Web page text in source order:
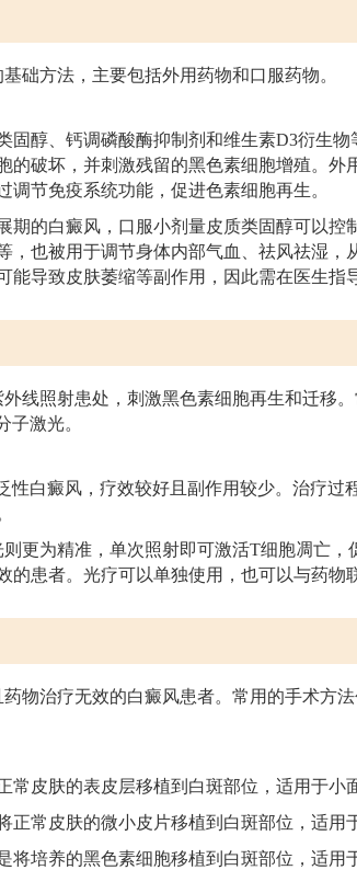
础方法，主要包括外用药物和口服药物。
固醇、钙调磷酸酶抑制剂和维生素D3衍生
的破坏，并刺激残留的黑色素细胞增殖。外
调节免疫系统功能，促进色素细胞再生。
期的白癜风，口服小剂量皮质类固醇可以控
，也被用于调节身体内部气血、祛风祛湿，
能导致皮肤萎缩等副作用，因此需在医生指
线照射患处，刺激黑色素细胞再生和迁移
子激光。
性白癜风，疗效较好且副作用较少。治疗过
更为精准，单次照射即可激活T细胞凋亡，
的患者。光疗可以单独使用，也可以与药物
物治疗无效的白癜风患者。常用的手术方
常皮肤的表皮层移植到白斑部位，适用于小
正常皮肤的微小皮片移植到白斑部位，适用
将培养的黑色素细胞移植到白斑部位，适用